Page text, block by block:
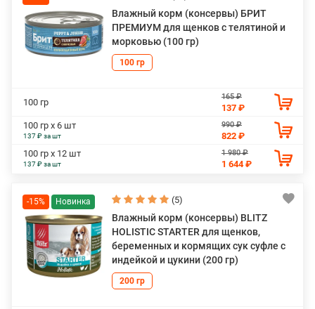
Влажный корм (консервы) БРИТ
ПРЕМИУМ для щенков с телятиной и
морковью (100 гр)
100 гр
100 гр
165 ₽
137 ₽
100 гр х 6 шт
137 ₽ за шт
990 ₽
822 ₽
100 гр х 12 шт
137 ₽ за шт
1 980 ₽
1 644 ₽
-15% (5)
Влажный корм (консервы) BLITZ
HOLISTIC STARTER для щенков,
беременных и кормящих сук суфле с
индейкой и цукини (200 гр)
200 гр